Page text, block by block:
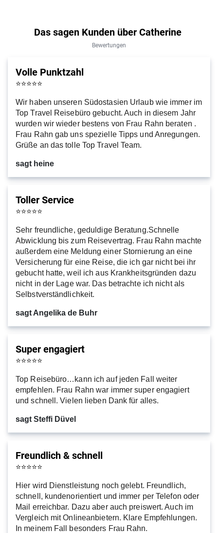
Das sagen Kunden über Catherine
Bewertungen
Volle Punktzahl
⭐⭐⭐⭐⭐
Wir haben unseren Südostasien Urlaub wie immer im
Top Travel Reisebüro gebucht. Auch in diesem Jahr
wurden wir wieder bestens von Frau Rahn beraten .
Frau Rahn gab uns spezielle Tipps und Anregungen.
Grüße an das tolle Top Travel Team.
sagt heine
Toller Service
⭐⭐⭐⭐⭐
Sehr freundliche, geduldige Beratung.Schnelle
Abwicklung bis zum Reisevertrag. Frau Rahn machte
außerdem eine Meldung einer Stornierung an eine
Versicherung für eine Reise, die ich gar nicht bei ihr
gebucht hatte, weil ich aus Krankheitsgründen dazu
nicht in der Lage war. Das betrachte ich nicht als
Selbstverständlichkeit.
sagt Angelika de Buhr
Super engagiert
⭐⭐⭐⭐⭐
Top Reisebüro…kann ich auf jeden Fall weiter
empfehlen. Frau Rahn war immer super engagiert
und schnell. Vielen lieben Dank für alles.
sagt Steffi Düvel
Freundlich & schnell
⭐⭐⭐⭐⭐
Hier wird Dienstleistung noch gelebt. Freundlich,
schnell, kundenorientiert und immer per Telefon oder
Mail erreichbar. Dazu aber auch preiswert. Auch im
Vergleich mit Onlineanbietern. Klare Empfehlungen.
In meinem Fall besonders Frau Rahn.